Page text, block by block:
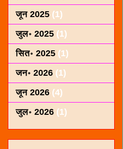
जून 2025 (1)
जुल॰ 2025 (1)
सित॰ 2025 (1)
जन॰ 2026 (1)
जून 2026 (4)
जुल॰ 2026 (1)